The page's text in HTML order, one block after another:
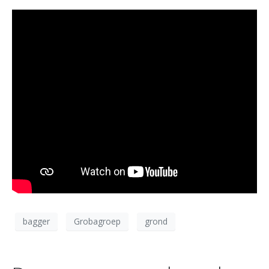
bagger Grobagroep grond